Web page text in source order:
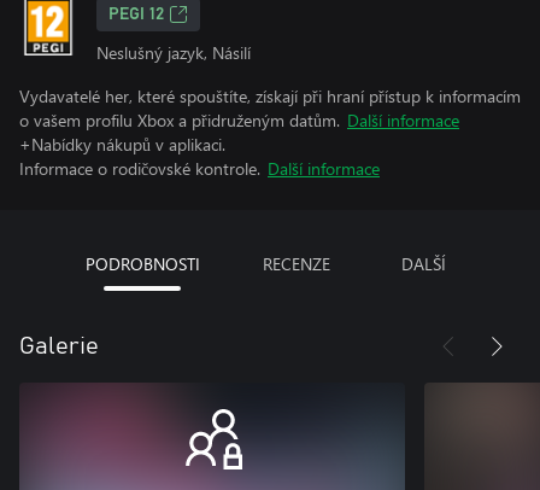
PEGI 12
Neslušný jazyk, Násilí
Vydavatelé her, které spouštíte, získají při hraní přístup k informacím
o vašem profilu Xbox a přidruženým datům. Další informace
+Nabídky nákupů v aplikaci.
Informace o rodičovské kontrole. Další informace
PODROBNOSTI RECENZE DALŠÍ
Galerie